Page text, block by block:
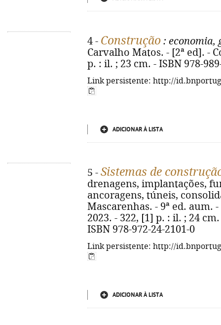
4 - Construção : economia,
Carvalho Matos. - [2ª ed]. -
p. : il. ; 23 cm. - ISBN 978-
Link persistente: http://
ADICIONAR À LISTA
5 - Sistemas de
drenagens, implantações,
ancoragens, túneis,
Mascarenhas. - 9ª ed. aum.
2023. - 322, [1] p. : il. ; 24
ISBN 978-972-24-2101-0
Link persistente: http://
ADICIONAR À LISTA